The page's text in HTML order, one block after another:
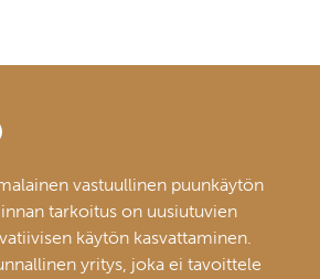
vastuullinen puunkäytön
tarkoitus on uusiutuvien
käytön kasvattaminen.
yritys, joka ei tavoittele